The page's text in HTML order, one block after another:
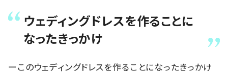
ウェディングドレスを作ることに
なったきっかけ
ーこのウェディングドレスを作ることになったきっかけ